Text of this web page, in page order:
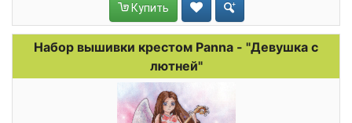
Купить
Набор вышивки крестом Panna - "Девушка с
лютней"